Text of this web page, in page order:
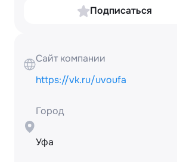
Подписаться
Сайт компании
https://vk.ru/uvoufa
Город
Уфа